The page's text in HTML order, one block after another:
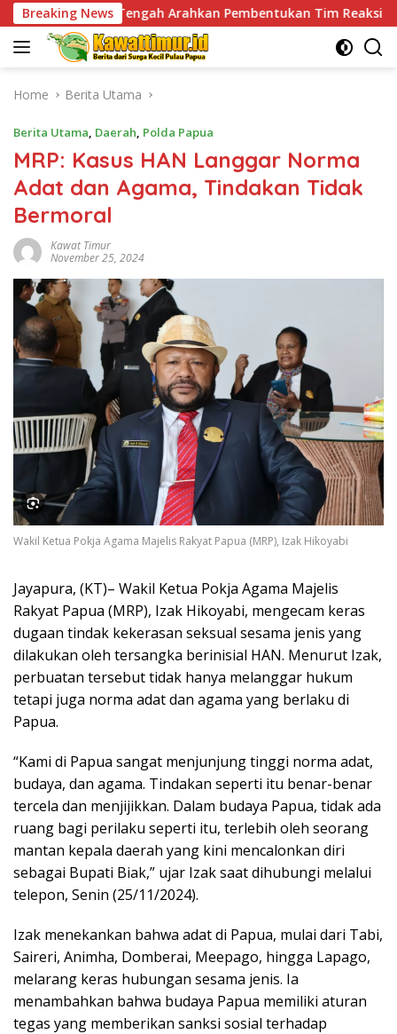
Skip
to
content
Breaking News
Arahkan Pembentukan Tim Reaksi Cepat Bencana
Home Berita Utama
Berita Utama, Daerah, Polda Papua
MRP: Kasus HAN Langgar Norma
Adat dan Agama, Tindakan Tidak
Bermoral
Kawat Timur
November 25, 2024
Wakil Ketua Pokja Agama Majelis Rakyat Papua (MRP), Izak Hikoyabi
Jayapura, (KT)– Wakil Ketua Pokja Agama Majelis
Rakyat Papua (MRP), Izak Hikoyabi, mengecam keras
dugaan tindak kekerasan seksual sesama jenis yang
dilakukan oleh tersangka berinisial HAN. Menurut Izak,
perbuatan tersebut tidak hanya melanggar hukum
tetapi juga norma adat dan agama yang berlaku di
Papua.
“Kami di Papua sangat menjunjung tinggi norma adat,
budaya, dan agama. Tindakan seperti itu benar-benar
tercela dan menjijikkan. Dalam budaya Papua, tidak ada
ruang bagi perilaku seperti itu, terlebih oleh seorang
mantan kepala daerah yang kini mencalonkan diri
sebagai Bupati Biak,” ujar Izak saat dihubungi melalui
telepon, Senin (25/11/2024).
Izak menekankan bahwa adat di Papua, mulai dari Tabi,
Saireri, Animha, Domberai, Meepago, hingga Lapago,
melarang keras hubungan sesama jenis. Ia
menambahkan bahwa budaya Papua memiliki aturan
tegas yang memberikan sanksi sosial terhadap